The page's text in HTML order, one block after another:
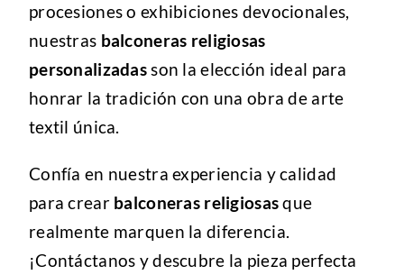
procesiones o exhibiciones devocionales,
nuestras balconeras religiosas
personalizadasson la elección ideal para
honrar la tradición con una obra de arte
textil única.
Confía en nuestra experiencia y calidad
para crear balconeras religiosasque
realmente marquen la diferencia.
¡Contáctanos y descubre la pieza perfecta